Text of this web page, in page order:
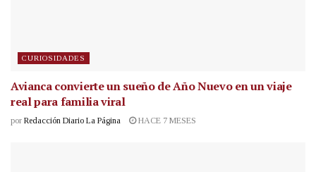
CURIOSIDADES
Avianca convierte un sueño de Año Nuevo en un viaje
real para familia viral
por Redacción Diario La Página HACE 7 MESES